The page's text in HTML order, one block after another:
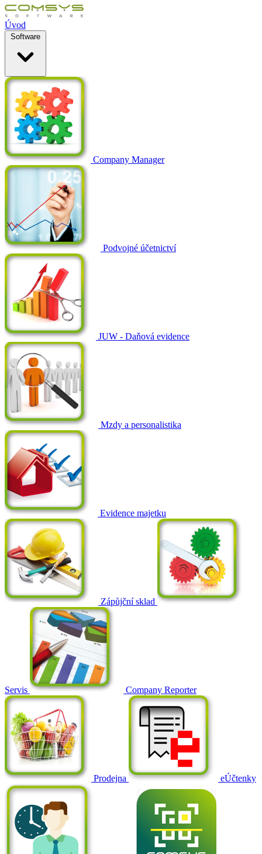
Úvod
Software
Company Manager
Podvojné účetnictví
JUW - Daňová evidence
Mzdy a personalistika
Evidence majetku
Zápůjční sklad
Servis Company Reporter
Prodejna eÚčtenky